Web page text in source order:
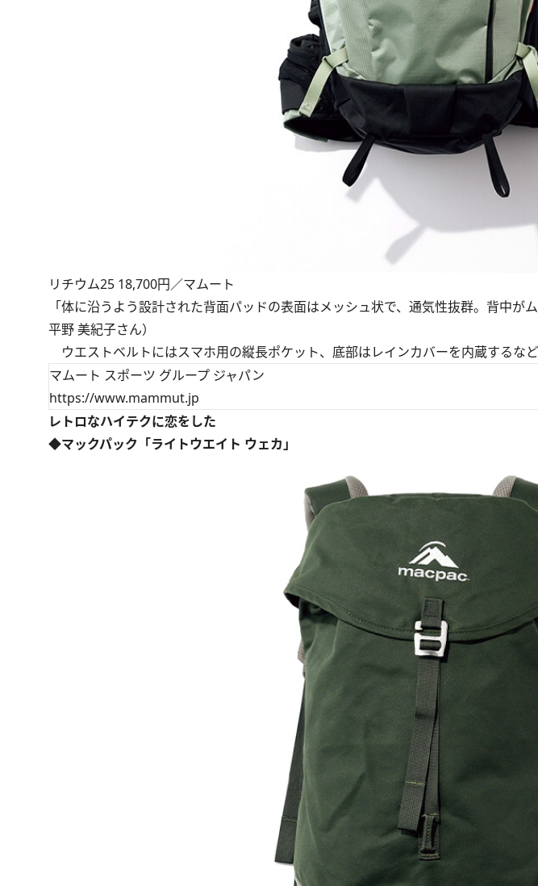
リチウム25 18,700円／マムート
「体に沿うよう設計された背面パッドの表面はメッシュ状で、通気性抜群。背中が
平野 美紀子さん）
ウエストベルトにはスマホ用の縦長ポケット、底部はレインカバーを内蔵するな
マムート スポーツ グループ ジャパン
https://www.mammut.jp
レトロなハイテクに恋をした
◆マックパック「ライトウエイト ウェカ」